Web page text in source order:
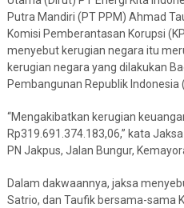
Putra Mandiri (PT PPM) Ahmad
Komisi Pemberantasan Korupsi
menyebut kerugian negara itu
kerugian negara yang dilakukan
Pembangunan Republik Indonesia
“Mengakibatkan kerugian
Rp319.691.374.183,06,” kata
PN Jakpus, Jalan Bungur,
Dalam dakwaannya, jaksa
Satrio, dan Taufik bersama-sama